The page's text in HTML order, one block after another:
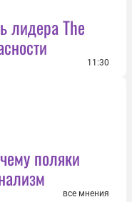
лидера The
11:30
поляки
все мнения